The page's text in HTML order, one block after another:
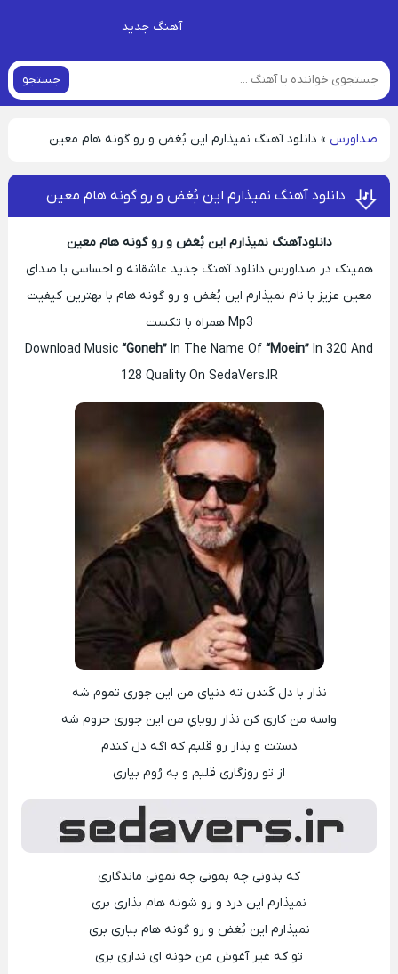
آهنگ جدید
جستجو
صداورس » دانلود آهنگ نمیذارم این بُغض و رو گونه هام معین
دانلود آهنگ نمیذارم این بُغض و رو گونه هام معین
دانلود آهنگ نمیذارم این بُغض و رو گونه هام معین
همینک در صداورس دانلود آهنگ جدید عاشقانه و احساسی با صدای
معین عزیز با نام نمیذارم این بُغض و رو گونه هام با بهترین کیفیت
Mp3 همراه با تکست
Download Music “Goneh” In The Name Of “Moein” In 320 And
128 Quality On SedaVers.IR
نذار با دل کَندن ته دنیای من این جوری تموم شه
واسه من کاری کن نذار رویایِ من این جوری حروم شه
دستت و بذار رو قلبم که اگه دل کندم
از تو روزگاری قلبم و به رُوم بیاری
که بدونی چه بمونی چه نمونی ماندگاری
نمیذارم این درد و رو شونه هام بذاری بری
نمیذارم این بُغض و رو گونه هام بباری بری
تو که غیر آغوش من خونه ای نداری بری